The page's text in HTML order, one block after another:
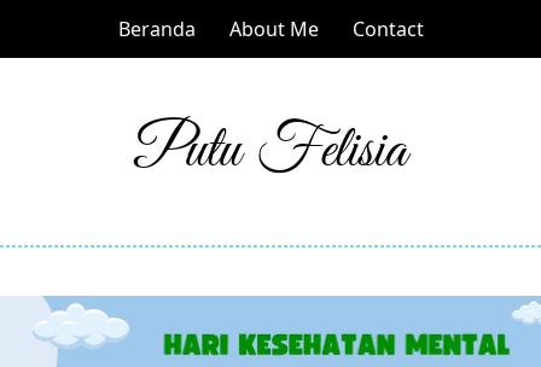
Beranda About Me Contact
Putu Felisia